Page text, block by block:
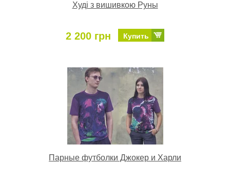
Худі з вишивкою Руны
2 200 грн Купить
Парные футболки Джокер и Харли